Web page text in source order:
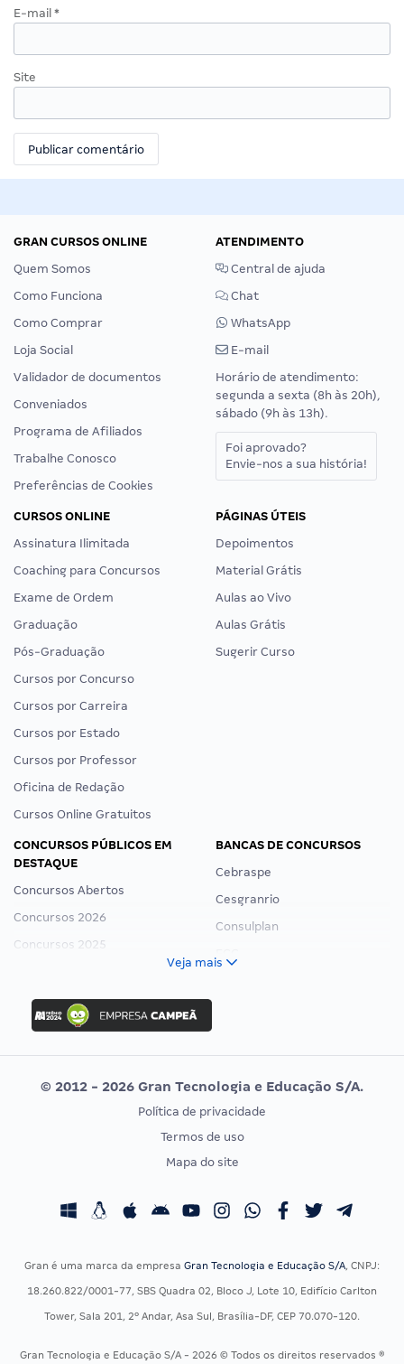
E-mail *
Site
GRAN CURSOS ONLINE
Quem Somos
Como Funciona
Como Comprar
Loja Social
Validador de documentos
Conveniados
Programa de Afiliados
Trabalhe Conosco
Preferências de Cookies
ATENDIMENTO
Central de ajuda
Chat
WhatsApp
E-mail
Horário de atendimento:
segunda a sexta (8h às 20h),
sábado (9h às 13h).
Foi aprovado?
Envie-nos a sua história!
CURSOS ONLINE
Assinatura Ilimitada
Coaching para Concursos
Exame de Ordem
Graduação
Pós-Graduação
Cursos por Concurso
Cursos por Carreira
Cursos por Estado
Cursos por Professor
Oficina de Redação
Cursos Online Gratuitos
PÁGINAS ÚTEIS
Depoimentos
Material Grátis
Aulas ao Vivo
Aulas Grátis
Sugerir Curso
CONCURSOS PÚBLICOS EM
DESTAQUE
Concursos Abertos
Concursos 2026
Concursos 2025
Concurso Ibama
Concurso MPU
Editais publicados
BANCAS DE CONCURSOS
Cebraspe
Cesgranrio
Consulplan
Vunesp
CONCURSOS POR PROFISSÃO
Concursos Fiscais
EXAME DE ORDEM
Calendário OAB
Veja mais
© 2012 - 2026 Gran Tecnologia e Educação S/A.
Política de privacidade
Termos de uso
Mapa do site
Gran é uma marca da empresa Gran Tecnologia e Educação S/A, CNPJ:
18.260.822/0001-77, SBS Quadra 02, Bloco J, Lote 10, Edifício Carlton
Tower, Sala 201, 2º Andar, Asa Sul, Brasília-DF, CEP 70.070-120.
Gran Tecnologia e Educação S/A - 2026 © Todos os direitos reservados ®